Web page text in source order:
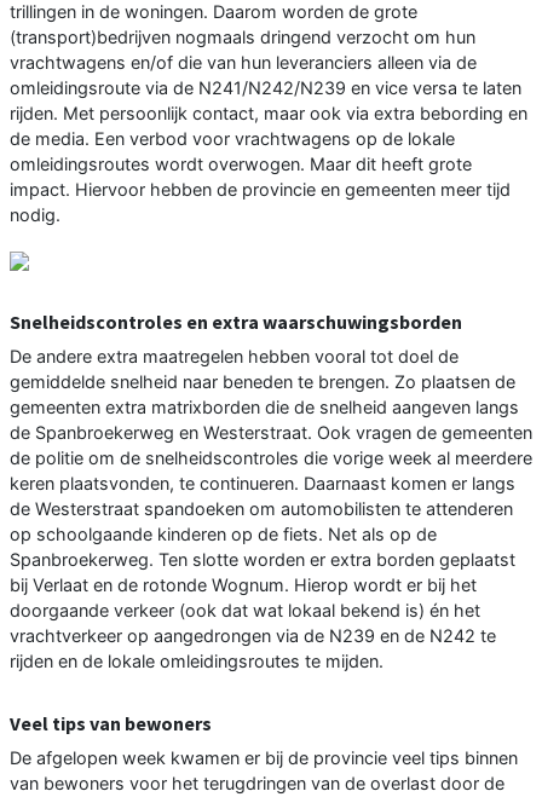
trillingen in de woningen. Daarom worden de grote
(transport)bedrijven nogmaals dringend verzocht om hun
vrachtwagens en/of die van hun leveranciers alleen via de
omleidingsroute via de N241/N242/N239 en vice versa te laten
rijden. Met persoonlijk contact, maar ook via extra bebording en
de media. Een verbod voor vrachtwagens op de lokale
omleidingsroutes wordt overwogen. Maar dit heeft grote
impact. Hiervoor hebben de provincie en gemeenten meer tijd
nodig.
Snelheidscontroles en extra waarschuwingsborden
De andere extra maatregelen hebben vooral tot doel de
gemiddelde snelheid naar beneden te brengen. Zo plaatsen de
gemeenten extra matrixborden die de snelheid aangeven langs
de Spanbroekerweg en Westerstraat. Ook vragen de gemeenten
de politie om de snelheidscontroles die vorige week al meerdere
keren plaatsvonden, te continueren. Daarnaast komen er langs
de Westerstraat spandoeken om automobilisten te attenderen
op schoolgaande kinderen op de fiets. Net als op de
Spanbroekerweg. Ten slotte worden er extra borden geplaatst
bij Verlaat en de rotonde Wognum. Hierop wordt er bij het
doorgaande verkeer (ook dat wat lokaal bekend is) én het
vrachtverkeer op aangedrongen via de N239 en de N242 te
rijden en de lokale omleidingsroutes te mijden.
Veel tips van bewoners
De afgelopen week kwamen er bij de provincie veel tips binnen
van bewoners voor het terugdringen van de overlast door de